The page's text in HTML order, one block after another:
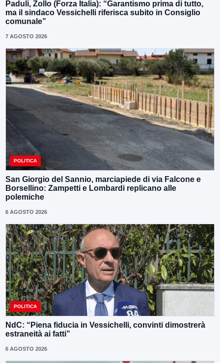
Paduli, Zollo (Forza Italia): “Garantismo prima di tutto,
ma il sindaco Vessichelli riferisca subito in Consiglio
comunale”
7 AGOSTO 2026
POLITICA
San Giorgio del Sannio, marciapiede di via Falcone e
Borsellino: Zampetti e Lombardi replicano alle
polemiche
6 AGOSTO 2026
POLITICA
NdC: “Piena fiducia in Vessichelli, convinti dimostrerà
estraneità ai fatti”
6 AGOSTO 2026